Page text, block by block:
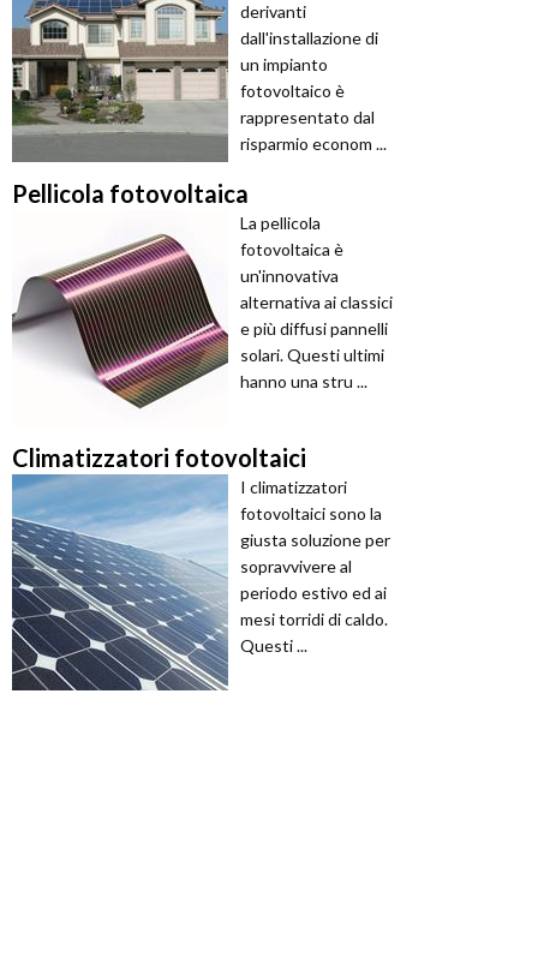
derivanti
dall'installazione di
un impianto
fotovoltaico è
rappresentato dal
risparmio econom ...
Pellicola fotovoltaica
La pellicola
fotovoltaica è
un'innovativa
alternativa ai classici
e più diffusi pannelli
solari. Questi ultimi
hanno una stru ...
Climatizzatori fotovoltaici
I climatizzatori
fotovoltaici sono la
giusta soluzione per
sopravvivere al
periodo estivo ed ai
mesi torridi di caldo.
Questi ...